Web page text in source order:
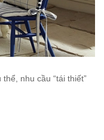
nhu cầu “tái thiết”